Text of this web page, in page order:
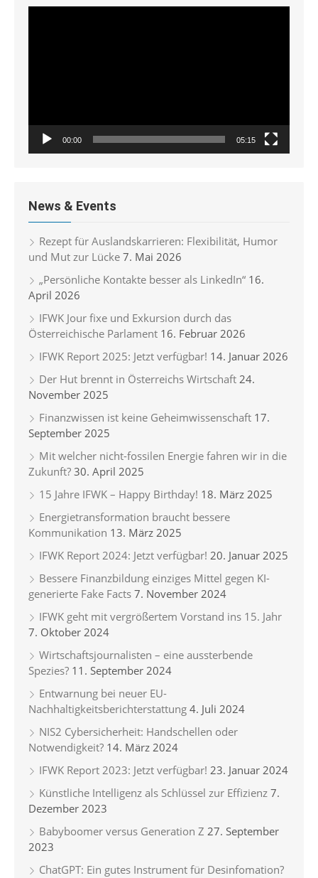
00:00 05:15
News & Events
Rezept für Auslandskarrieren: Flexibilität, Humor
und Mut zur Lücke 7. Mai 2026
„Persönliche Kontakte besser als LinkedIn“ 16.
April 2026
IFWK Jour fixe und Exkursion durch das
Österreichische Parlament 16. Februar 2026
IFWK Report 2025: Jetzt verfügbar! 14. Januar 2026
Der Hut brennt in Österreichs Wirtschaft 24.
November 2025
Finanzwissen ist keine Geheimwissenschaft 17.
September 2025
Mit welcher nicht-fossilen Energie fahren wir in die
Zukunft? 30. April 2025
15 Jahre IFWK – Happy Birthday! 18. März 2025
Energietransformation braucht bessere
Kommunikation 13. März 2025
IFWK Report 2024: Jetzt verfügbar! 20. Januar 2025
Bessere Finanzbildung einziges Mittel gegen KI-
generierte Fake Facts 7. November 2024
IFWK geht mit vergrößertem Vorstand ins 15. Jahr
7. Oktober 2024
Wirtschaftsjournalisten – eine aussterbende
Spezies? 11. September 2024
Entwarnung bei neuer EU-
Nachhaltigkeitsberichterstattung 4. Juli 2024
NIS2 Cybersicherheit: Handschellen oder
Notwendigkeit? 14. März 2024
IFWK Report 2023: Jetzt verfügbar! 23. Januar 2024
Künstliche Intelligenz als Schlüssel zur Effizienz 7.
Dezember 2023
Babyboomer versus Generation Z 27. September
2023
ChatGPT: Ein gutes Instrument für Desinfomation?